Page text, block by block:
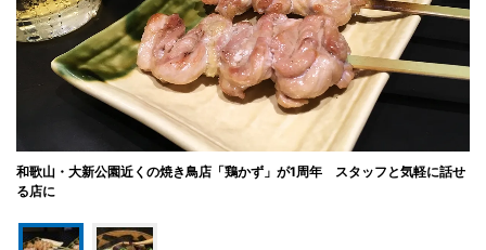
和歌山・大新公園近くの焼き鳥店「鶏かず」が1周年 スタッフと気軽に話せ
る店に